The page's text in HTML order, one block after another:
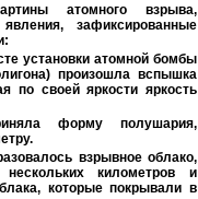
атомного взрыва,
зафиксированные
установки атомной бомбы
произошла вспышка
по своей яркости яркость
форму полушария,
взрывное облако,
километров и
которые покрывали в